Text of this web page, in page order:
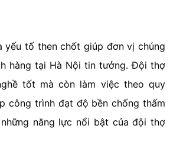
yếu tố then chốt giúp đơn vị chúng
hàng tại Hà Nội tin tưởng. Đội thợ
tốt mà còn làm việc theo quy
công trình đạt độ bền chống thấm
năng lực nổi bật của đội thợ